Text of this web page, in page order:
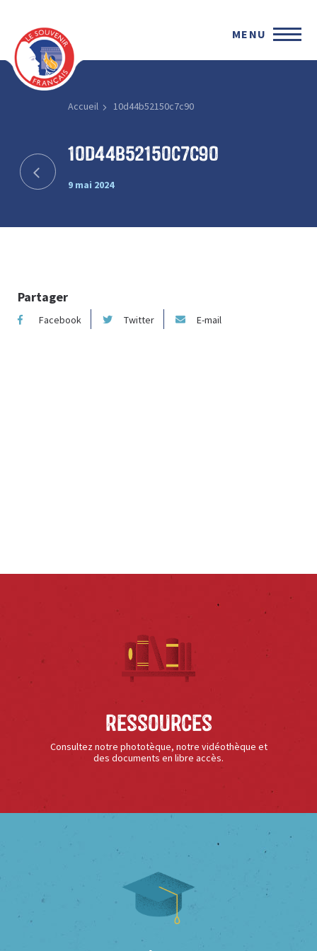
MENU
Accueil 10d44b52150c7c90
10d44b52150c7c90
9 mai 2024
Partager
Facebook Twitter E-mail
Ressources
Consultez notre phototèque, notre vidéothèque et
des documents en libre accès.